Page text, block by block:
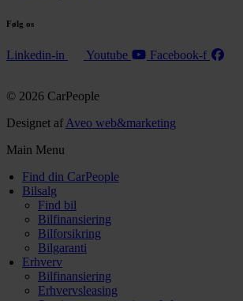
Følg os
Linkedin-in Youtube Facebook-f
© 2026 CarPeople
Designet af Aveo web&marketing
Main Menu
Find din CarPeople
Bilsalg
Find bil
Bilfinansiering
Bilforsikring
Bilgaranti
Erhverv
Bilfinansiering
Erhvervsleasing